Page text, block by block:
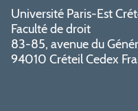
Université Paris-Est
Faculté de droit
83-85, avenue du
94010 Créteil Cedex